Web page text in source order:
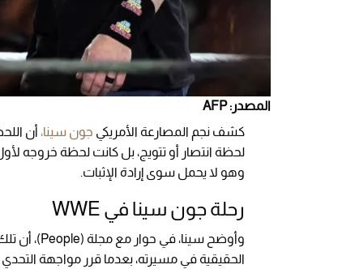
المصدر: AFP
كشف نجم المصارعة الأمريكي جون سينا، أن
وهو لا يحمل سوى إرادة الإثبات.
رحلة جون سينا في WWE
وأوضح سينا، في حوار مع مجلة (People)، أن تلك اللحظة خلال ظهوره الأول في
الحقيقية في مسيرته، بعدما قرر مواجهة